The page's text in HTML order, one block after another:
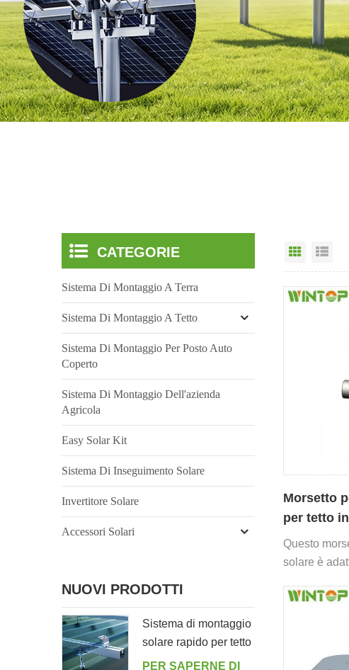
Vista a
Morsetto
per tetto
Questo
solare è
CATEGORIE
Sistema Di Montaggio A Terra
Sistema Di Montaggio A Tetto
Sistema Di Montaggio Per Posto Auto
Coperto
Sistema Di Montaggio Dell'azienda
Agricola
Easy Solar Kit
Sistema Di Inseguimento Solare
Invertitore Solare
Accessori Solari
NUOVI PRODOTTI
Sistema di montaggio
solare rapido per tetto
in lamiera con bullone
PER SAPERNE DI